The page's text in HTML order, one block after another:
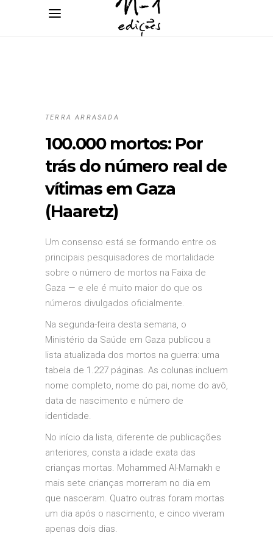
TERRA ARRASADA
100.000 mortos: Por
trás do número real de
vítimas em Gaza
(Haaretz)
Um consenso está se formando entre os
principais pesquisadores de mortalidade
sobre o número de mortos na Faixa de
Gaza — e ele é muito maior do que os
números divulgados oficialmente.
Na segunda-feira desta semana, o
Ministério da Saúde em Gaza publicou a
lista atualizada dos mortos na guerra: uma
tabela de 1.227 páginas. As colunas incluem
nome completo, nome do pai, nome do avô,
data de nascimento e número de
identidade.
No início da lista, diferente de publicações
anteriores, consta a idade exata das
crianças mortas. Mohammed Al-Marnakh e
mais sete crianças morreram no dia em
que nasceram. Quatro outras foram mortas
um dia após o nascimento, e cinco viveram
apenas dois dias.